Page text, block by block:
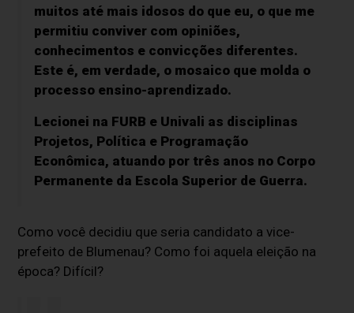
muitos até mais idosos do que eu, o que me
permitiu conviver com opiniões,
conhecimentos e convicções diferentes.
Este é, em verdade, o mosaico que molda o
processo ensino-aprendizado.
Lecionei na FURB e Univali as disciplinas
Projetos, Política e Programação
Econômica, atuando por três anos no Corpo
Permanente da Escola Superior de Guerra.
Como você decidiu que seria candidato a vice-
prefeito de Blumenau? Como foi aquela eleição na
época? Difícil?